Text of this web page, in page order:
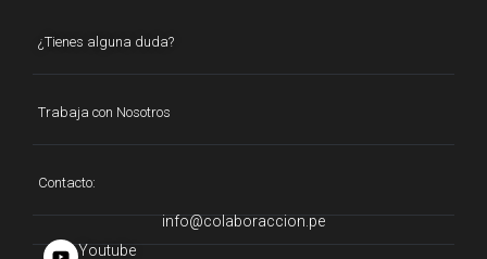
¿Tienes alguna duda?
Trabaja con Nosotros
Contacto:
info@colaboraccion.pe
Youtube